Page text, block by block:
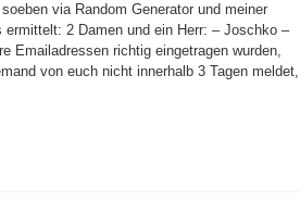
via Random Generator und meiner
2 Damen und ein Herr: – Joschko –
Emailadressen richtig eingetragen wurden,
von euch nicht innerhalb 3 Tagen meldet,